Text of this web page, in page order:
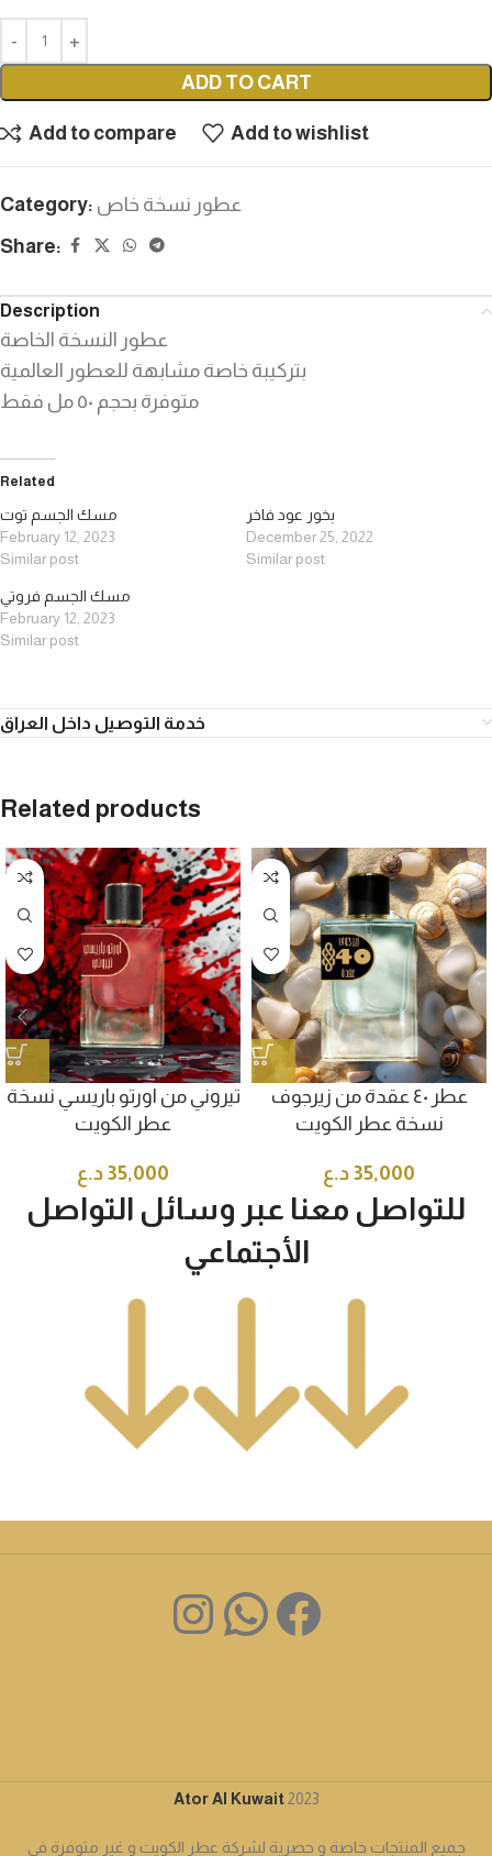
ADD TO CART
Add to compare Add to wishlist
Category: عطور نسخة خاص
Share:
Description
عطور النسخة الخاصة
بتركيبة خاصة مشابهة للعطور العالمية
متوفرة بحجم ٥٠ مل فقط
Related
مسك الجسم توت
February 12, 2023
Similar post
بخور عود فاخر
December 25, 2022
Similar post
مسك الجسم فروتي
February 12, 2023
Similar post
خدمة التوصيل داخل العراق
Related products
تيروني من اورتو باريسي نسخة
عطر الكويت
35,000 د.ع
عطر ٤٠ عقدة من زيرجوف
نسخة عطر الكويت
35,000 د.ع
للتواصل معنا عبر وسائل التواصل
الأجتماعي
Ator Al Kuwait 2023
جميع المنتجات خاصة و حصرية لشركة عطر الكويت و غير متوفرة في